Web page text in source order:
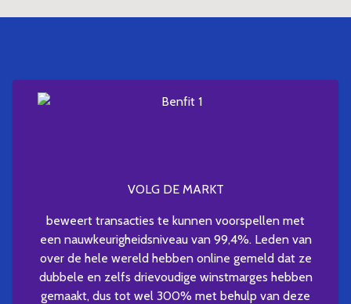
VOLG DE MARKT
beweert transacties te kunnen voorspellen met
een nauwkeurigheidsniveau van 99,4%. Leden van
over de hele wereld hebben online gemeld dat ze
dubbele en zelfs drievoudige winstmarges hebben
gemaakt, dus tot wel 300% met behulp van deze